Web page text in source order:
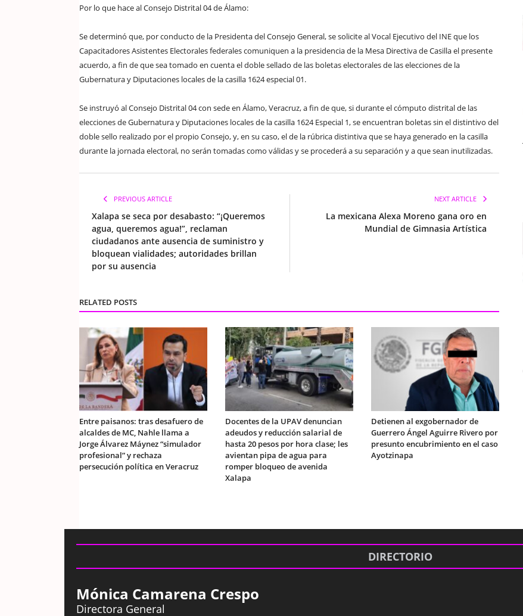
Por lo que hace al Consejo Distrital 04 de Álamo:
Se determinó que, por conducto de la Presidenta del Consejo General, se solicite al Vocal Ejecutivo del INE que los
Capacitadores Asistentes Electorales federales comuniquen a la presidencia de la Mesa Directiva de Casilla el presente
acuerdo, a fin de que sea tomado en cuenta el doble sellado de las boletas electorales de las elecciones de la
Gubernatura y Diputaciones locales de la casilla 1624 especial 01.
Se instruyó al Consejo Distrital 04 con sede en Álamo, Veracruz, a fin de que, si durante el cómputo distrital de las
elecciones de Gubernatura y Diputaciones locales de la casilla 1624 Especial 1, se encuentran boletas sin el distintivo del
doble sello realizado por el propio Consejo, y, en su caso, el de la rúbrica distintiva que se haya generado en la casilla
durante la jornada electoral, no serán tomadas como válidas y se procederá a su separación y a que sean inutilizadas.
PREVIOUS ARTICLE
Xalapa se seca por desabasto: “¡Queremos
agua, queremos agua!”, reclaman
ciudadanos ante ausencia de suministro y
bloquean vialidades; autoridades brillan
por su ausencia
NEXT ARTICLE
La mexicana Alexa Moreno gana oro en
Mundial de Gimnasia Artística
RELATED POSTS
Entre paisanos: tras desafuero de
alcaldes de MC, Nahle llama a
Jorge Álvarez Máynez “simulador
profesional” y rechaza
persecución política en Veracruz
Docentes de la UPAV denuncian
adeudos y reducción salarial de
hasta 20 pesos por hora clase; les
avientan pipa de agua para
romper bloqueo de avenida
Xalapa
Detienen al exgobernador de
Guerrero Ángel Aguirre Rivero por
presunto encubrimiento en el caso
Ayotzinapa
DIRECTORIO
Mónica Camarena Crespo
Directora General